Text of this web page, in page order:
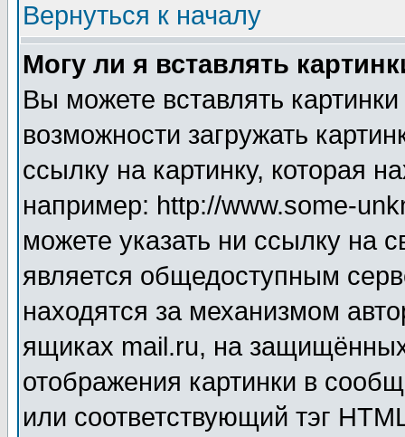
Вернуться к началу
Могу ли я вставлять
Вы можете вставлять
возможности загружать
ссылку на картинку, которая
например: http://www.some-
можете указать ни ссылку на
является общедоступным
находятся за механизмом
ящиках mail.ru, на
отображения картинки в
или соответствующий тэг